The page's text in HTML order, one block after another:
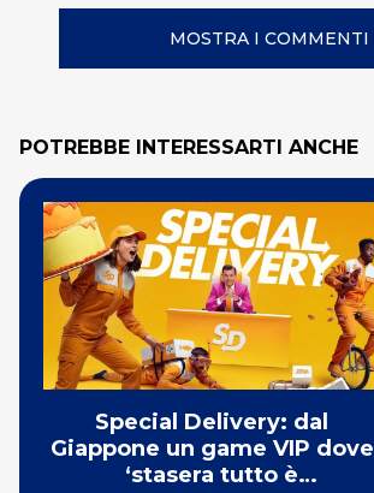
MOSTRA I COMMENTI
POTREBBE INTERESSARTI ANCHE
Special Delivery: dal
Giappone un game VIP dove
‘stasera tutto è